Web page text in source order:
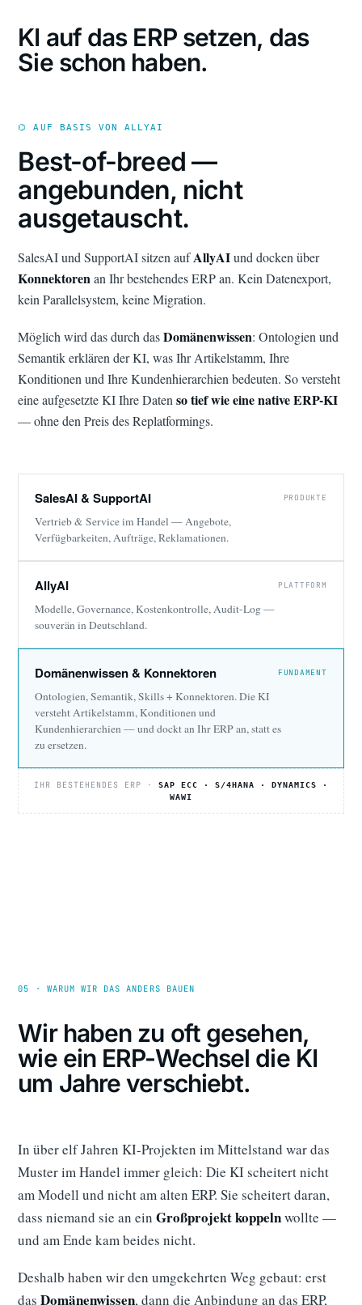
KI auf das ERP setzen, das
Sie schon haben.
⌬ AUF BASIS VON ALLYAI
Best-of-breed —
angebunden, nicht
ausgetauscht.
SalesAI und SupportAI sitzen aufAllyAIund docken über
Konnektoren an Ihr bestehendes ERP an. Kein Datenexport,
kein Parallelsystem, keine Migration.
Möglich wird das durch dasDomänenwissen: Ontologien und
Semantik erklären der KI, was Ihr Artikelstamm, Ihre
Konditionen und Ihre Kundenhierarchien bedeuten. So versteht
eine aufgesetzte KI Ihre Datenso tief wie eine native ERP-KI
— ohne den Preis des Replatformings.
SalesAI & SupportAI PRODUKTE
Vertrieb & Service im Handel — Angebote,
Verfügbarkeiten, Aufträge, Reklamationen.
AllyAI PLATTFORM
Modelle, Governance, Kostenkontrolle, Audit-Log —
souverän in Deutschland.
Domänenwissen & Konnektoren FUNDAMENT
Ontologien, Semantik, Skills + Konnektoren. Die KI
versteht Artikelstamm, Konditionen und
Kundenhierarchien — und dockt an Ihr ERP an, statt es
zu ersetzen.
IHR BESTEHENDES ERP · SAP ECC · S/4HANA · DYNAMICS ·
WAWI
05 · WARUM WIR DAS ANDERS BAUEN
Wir haben zu oft gesehen,
wie ein ERP-Wechsel die KI
um Jahre verschiebt.
In über elf Jahren KI-Projekten im Mittelstand war das
Muster im Handel immer gleich: Die KI scheitert nicht
am Modell und nicht am alten ERP. Sie scheitert daran,
dass niemand sie an einGroßprojekt koppelnwollte —
und am Ende kam beides nicht.
Deshalb haben wir den umgekehrten Weg gebaut: erst
dasDomänenwissen, dann die Anbindung an das ERP,